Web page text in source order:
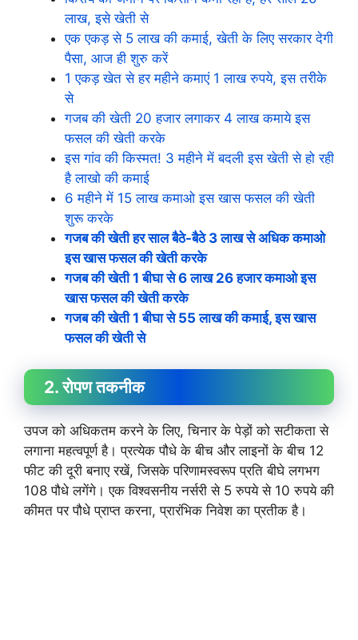
लाख, इसे खेती से
एक एकड़ से 5 लाख की कमाई, खेती के लिए सरकार देगी
पैसा, आज ही शुरु करें
1 एकड़ खेत से हर महीने कमाएं 1 लाख रुपये, इस तरीके
से
गजब की खेती 20 हजार लगाकर 4 लाख कमाये इस
फसल की खेती करके
इस गांव की किस्मत! 3 महीने में बदली इस खेती से हो रही
है लाखो की कमाई
6 महीने में 15 लाख कमाओ इस खास फसल की खेती
शुरू करके
गजब की खेती हर साल बैठे-बैठे 3 लाख से अधिक कमाओ
इस खास फसल की खेती करके
गजब की खेती 1 बीघा से 6 लाख 26 हजार कमाओ इस
खास फसल की खेती करके
गजब की खेती 1 बीघा से 55 लाख की कमाई, इस खास
फसल की खेती से
2. रोपण तकनीक
उपज को अधिकतम करने के लिए, चिनार के पेड़ों को सटीकता से
लगाना महत्वपूर्ण है। प्रत्येक पौधे के बीच और लाइनों के बीच 12
फीट की दूरी बनाए रखें, जिसके परिणामस्वरूप प्रति बीघे लगभग
108 पौधे लगेंगे। एक विश्वसनीय नर्सरी से 5 रुपये से 10 रुपये की
कीमत पर पौधे प्राप्त करना, प्रारंभिक निवेश का प्रतीक है।